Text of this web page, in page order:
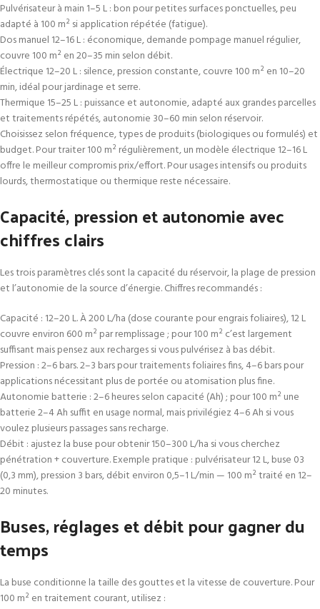
Pulvérisateur à main 1–5 L : bon pour petites surfaces ponctuelles, peu
adapté à 100 m² si application répétée (fatigue).
Dos manuel 12–16 L : économique, demande pompage manuel régulier,
couvre 100 m² en 20–35 min selon débit.
Électrique 12–20 L : silence, pression constante, couvre 100 m² en 10–20
min, idéal pour jardinage et serre.
Thermique 15–25 L : puissance et autonomie, adapté aux grandes parcelles
et traitements répétés, autonomie 30–60 min selon réservoir.
Choisissez selon fréquence, types de produits (biologiques ou formulés) et
budget. Pour traiter 100 m² régulièrement, un modèle électrique 12–16 L
offre le meilleur compromis prix/effort. Pour usages intensifs ou produits
lourds, thermostatique ou thermique reste nécessaire.
Capacité, pression et autonomie avec
chiffres clairs
Les trois paramètres clés sont la capacité du réservoir, la plage de pression
et l’autonomie de la source d’énergie. Chiffres recommandés :
Capacité : 12–20 L. À 200 L/ha (dose courante pour engrais foliaires), 12 L
couvre environ 600 m² par remplissage ; pour 100 m² c’est largement
suffisant mais pensez aux recharges si vous pulvérisez à bas débit.
Pression : 2–6 bars. 2–3 bars pour traitements foliaires fins, 4–6 bars pour
applications nécessitant plus de portée ou atomisation plus fine.
Autonomie batterie : 2–6 heures selon capacité (Ah) ; pour 100 m² une
batterie 2–4 Ah suffit en usage normal, mais privilégiez 4–6 Ah si vous
voulez plusieurs passages sans recharge.
Débit : ajustez la buse pour obtenir 150–300 L/ha si vous cherchez
pénétration + couverture. Exemple pratique : pulvérisateur 12 L, buse 03
(0,3 mm), pression 3 bars, débit environ 0,5–1 L/min — 100 m² traité en 12–
20 minutes.
Buses, réglages et débit pour gagner du
temps
La buse conditionne la taille des gouttes et la vitesse de couverture. Pour
100 m² en traitement courant, utilisez :